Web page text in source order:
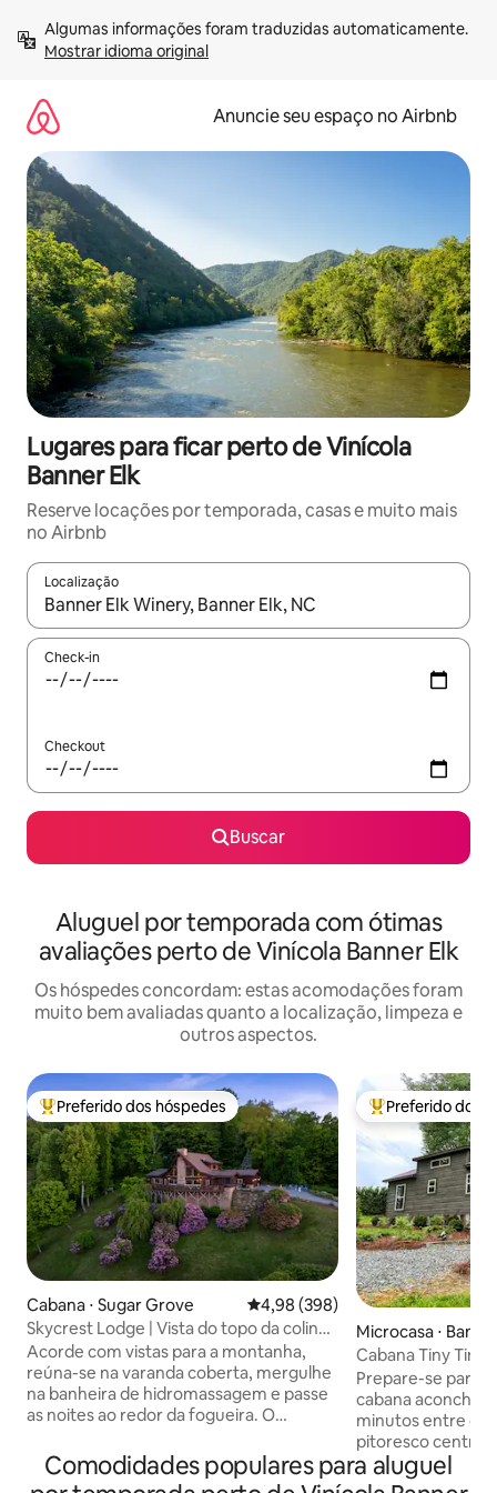
para
Mostrar idioma original
Anuncie seu espaço no Airbnb
Lugares para ficar perto de Vinícola
Banner Elk
Reserve locações por temporada, casas e muito mais
no Airbnb
Localização
Quando os resultados estiverem disponíveis, explore-os
Check-in
Checkout
Buscar
Aluguel por temporada com ótimas
avaliações perto de Vinícola Banner Elk
Os hóspedes concordam: estas acomodações foram
muito bem avaliadas quanto a localização, limpeza e
outros aspectos.
Entre os melhores preferidos dos hóspedes
Preferido dos hóspedes
Cabana ⋅ Sugar Grove 4,98 de uma avaliação média de
4,98 (398)
Skycrest Lodge | Vista do topo da colina,
sala de jogos, banheira de
hidromassagem
Acorde com vistas para a montanha,
reúna-se na varanda coberta, mergulhe
na banheira de hidromassagem e passe
as noites ao redor da fogueira. O
Grove, a poucos minutos do centro de
Boone, de lojas, restaurantes e itens
Entre os
Preferido dos
Microcasa ⋅
Cabana Tiny Tin
fazenda de 100
Prepare-se para
cabana
minutos entre o
pitoresco centro
2 milhas da
Desfrute de um
Comodidades populares para aluguel